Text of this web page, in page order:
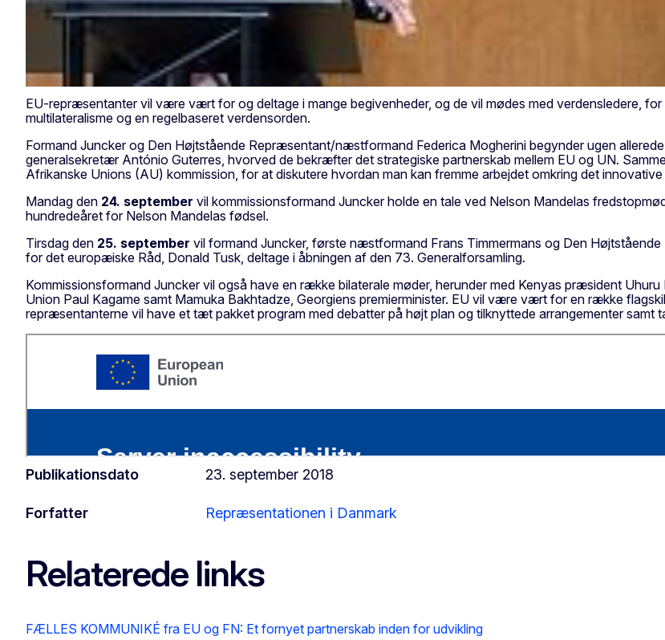
EU-repræsentanter vil være vært for og deltage i mange begivenheder, og de vil mødes med verdensledere,
multilateralisme og en regelbaseret verdensorden.
Formand Juncker og Den Højtstående Repræsentant/næstformand Federica Mogherini begynder ugen
generalsekretær António Guterres, hvorved de bekræfter det strategiske partnerskab mellem EU og UN.
Afrikanske Unions (AU) kommission, for at diskutere hvordan man kan fremme arbejdet omkring det
Mandag den 24. september vil kommissionsformand Juncker holde en tale ved Nelson Mandelas
hundredeåret for Nelson Mandelas fødsel.
Tirsdag den 25. september vil formand Juncker, første næstformand Frans Timmermans og Den
for det europæiske Råd, Donald Tusk, deltage i åbningen af den 73. Generalforsamling.
Kommissionsformand Juncker vil også have en række bilaterale møder, herunder med Kenyas præsident
Union Paul Kagame samt Mamuka Bakhtadze, Georgiens premierminister. EU vil være vært for en række
repræsentanterne vil have et tæt pakket program med debatter på højt plan og tilknyttede arrangementer samt
Publikationsdato 23. september 2018
Forfatter Repræsentationen i Danmark
Relaterede links
FÆLLES KOMMUNIKÉ fra EU og FN: Et fornyet partnerskab inden for udvikling